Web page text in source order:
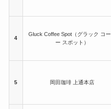
4
Gluck Coffee Spot（グラック コー
ー スポット）
5 岡田珈琲 上通本店